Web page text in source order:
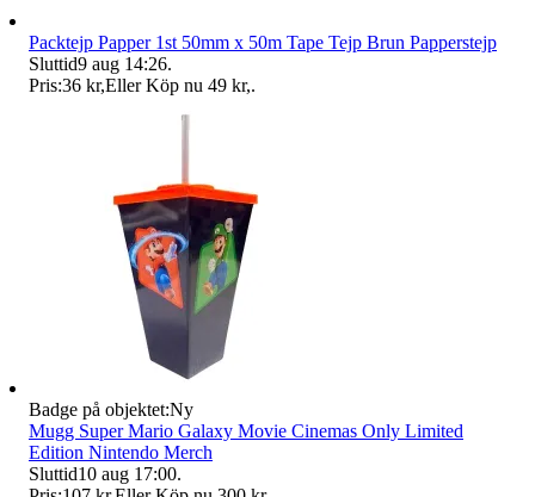
Packtejp Papper 1st 50mm x 50m Tape Tejp Brun Papperstejp
Sluttid9 aug 14:26.
Pris:36 kr,Eller Köp nu 49 kr,.
Badge på objektet:Ny
Mugg Super Mario Galaxy Movie Cinemas Only Limited
Edition Nintendo Merch
Sluttid10 aug 17:00.